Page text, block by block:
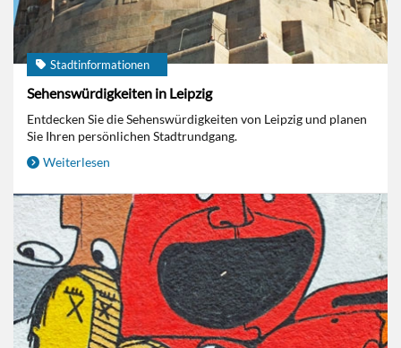
Stadtinformationen
Sehenswürdigkeiten in Leipzig
Entdecken Sie die Sehenswürdigkeiten von Leipzig und planen
Sie Ihren persönlichen Stadtrundgang.
Weiterlesen